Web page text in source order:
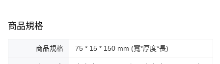
商品規格
商品規格 75 * 15 * 150 mm (寬*厚度*長)